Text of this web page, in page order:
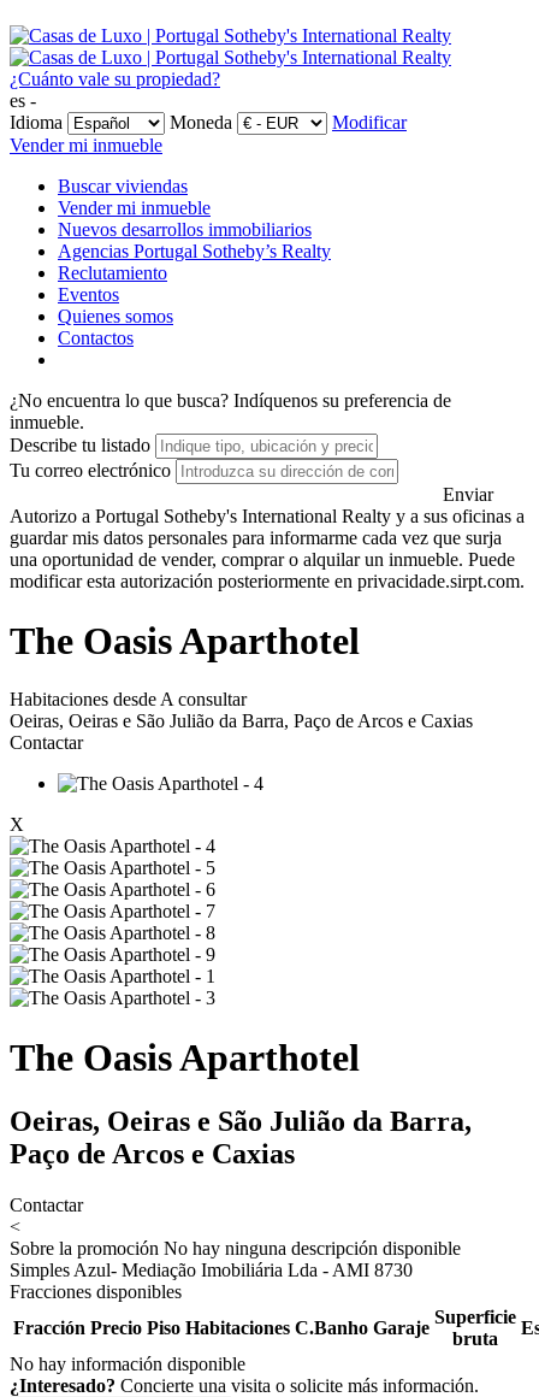
¿Cuánto vale su propiedad?
es -
Idioma
Moneda
Modificar
Vender mi inmueble
Buscar viviendas
Vender mi inmueble
Nuevos desarrollos immobiliarios
Agencias Portugal Sotheby’s Realty
Reclutamiento
Eventos
Quienes somos
Contactos
¿No encuentra lo que busca? Indíquenos su preferencia de
inmueble.
Describe tu listado
Tu correo electrónico
Enviar
Autorizo a Portugal Sotheby's International Realty y a sus oficinas a
guardar mis datos personales para informarme cada vez que surja
una oportunidad de vender, comprar o alquilar un inmueble. Puede
modificar esta autorización posteriormente en privacidade.sirpt.com.
The Oasis Aparthotel
Habitaciones desde A consultar
Oeiras, Oeiras e São Julião da Barra, Paço de Arcos e Caxias
Contactar
X
The Oasis Aparthotel
Oeiras, Oeiras e São Julião da Barra,
Paço de Arcos e Caxias
Contactar
<
Sobre la promoción No hay ninguna descripción disponible
Simples Azul- Mediação Imobiliária Lda - AMI 8730
Fracciones disponibles
Fracción Precio Piso Habitaciones C.Banho Garaje
Superficie
bruta
No hay información disponible
¿Interesado? Concierte una visita o solicite más información.